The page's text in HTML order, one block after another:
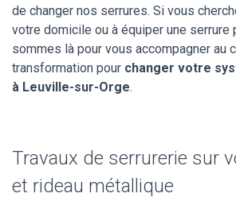
de changer nos serrures. Si vous
votre domicile ou à équiper une serrure
sommes là pour vous accompagner au
transformation pour changer votre
à Leuville-sur-Orge.
Travaux de serrurerie sur
et rideau métallique